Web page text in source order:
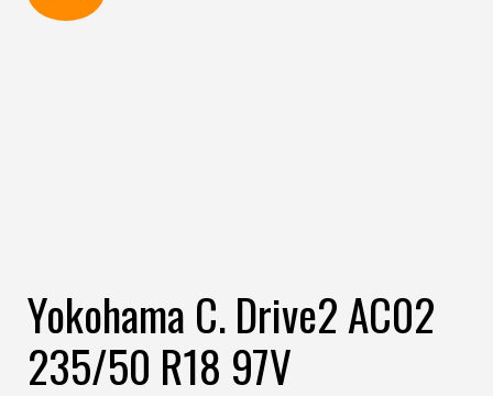
Yokohama C. Drive2 AC02
235/50 R18 97V